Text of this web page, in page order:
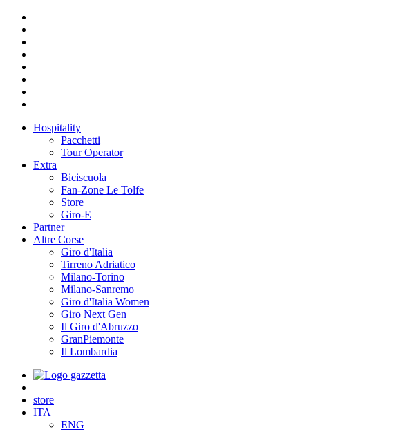
Hospitality
Pacchetti
Tour Operator
Extra
Biciscuola
Fan-Zone Le Tolfe
Store
Giro-E
Partner
Altre Corse
Giro d'Italia
Tirreno Adriatico
Milano-Torino
Milano-Sanremo
Giro d'Italia Women
Giro Next Gen
Il Giro d'Abruzzo
GranPiemonte
Il Lombardia
store
ITA
ENG